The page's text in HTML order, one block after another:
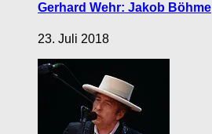
Gerhard Wehr: Jakob Böhme
23. Juli 2018